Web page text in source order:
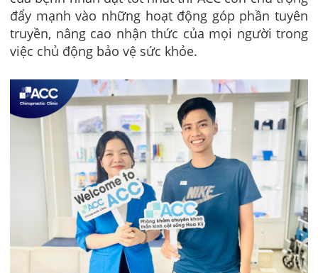
đẩy mạnh vào những hoạt động góp phần tuyên
truyền, nâng cao nhận thức của mọi người trong
việc chủ động bảo vệ sức khỏe.